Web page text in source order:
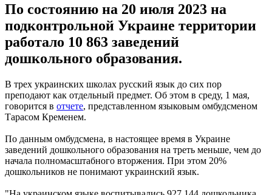
По состоянию на 20 июля 2023 на
подконтрольной Украине территории
работало 10 863 заведений
дошкольного образования.
В трех украинских школах русский язык до сих пор
преподают как отдельный предмет. Об этом в среду, 1 мая,
говорится в отчете, представленном языковым омбудсменом
Тарасом Кременем.
По данным омбудсмена, в настоящее время в Украине
заведений дошкольного образования на треть меньше, чем до
начала полномасштабного вторжения. При этом 20%
дошкольников не понимают украинский язык.